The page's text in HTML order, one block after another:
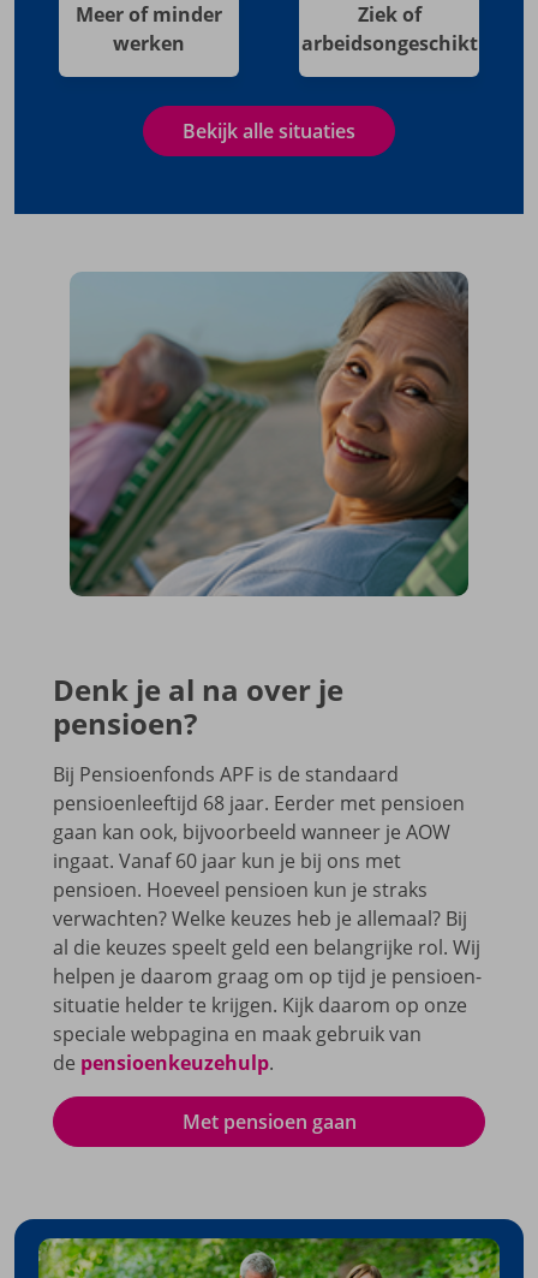
Meer of minder
werken
Ziek of
arbeidsongeschikt
Bekijk alle situaties
Denk je al na over je
pensioen?
Bij Pensioenfonds APF is de standaard
pensioenleeftijd 68 jaar. Eerder met pensioen
gaan kan ook, bijvoorbeeld wanneer je AOW
ingaat. Vanaf 60 jaar kun je bij ons met
pensioen. Hoeveel pensioen kun je straks
verwachten? Welke keuzes heb je allemaal? Bij
al die keuzes speelt geld een belangrijke rol. Wij
helpen je daarom graag om op tijd je pensioen­
situatie helder te krijgen. Kijk daarom op onze
speciale webpagina en maak gebruik van
de pensioenkeuzehulp.
Met pensioen gaan